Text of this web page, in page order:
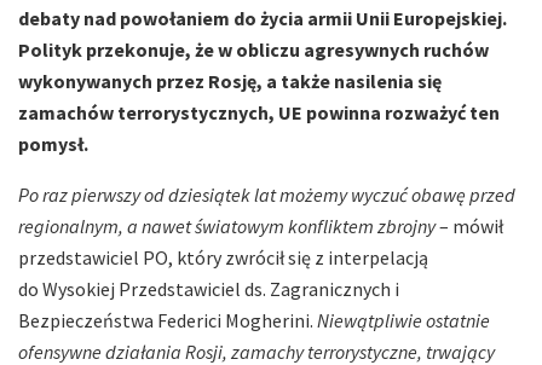
debaty nad powołaniem do życia armii Unii Europejskiej.
Polityk przekonuje, że w obliczu agresywnych ruchów
wykonywanych przez Rosję, a także nasilenia się
zamachów terrorystycznych, UE powinna rozważyć ten
pomysł.
Po raz pierwszy od dziesiątek lat możemy wyczuć obawę przed
regionalnym, a nawet światowym konfliktem zbrojny– mówił
przedstawiciel PO, który zwrócił się z interpelacją
do Wysokiej Przedstawiciel ds. Zagranicznych i
Bezpieczeństwa Federici Mogherini. Niewątpliwie ostatnie
ofensywne działania Rosji, zamachy terrorystyczne, trwający